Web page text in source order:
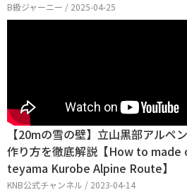
B級ジャーニー / 2025-04-25
【20mの雪の壁】立山黒部アルペ
作り方を徹底解説【How to
teyama Kurobe Alpine Route】
KNB公式チャンネル / 2023-04-14